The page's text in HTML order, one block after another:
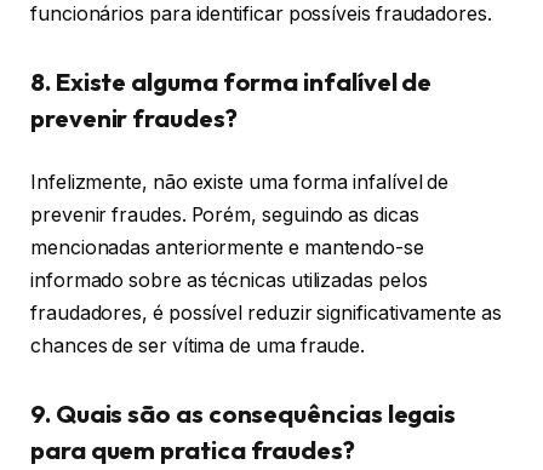
funcionários para identificar possíveis fraudadores.
8. Existe alguma forma infalível de
prevenir fraudes?
Infelizmente, não existe uma forma infalível de
prevenir fraudes. Porém, seguindo as dicas
mencionadas anteriormente e mantendo-se
informado sobre as técnicas utilizadas pelos
fraudadores, é possível reduzir significativamente as
chances de ser vítima de uma fraude.
9. Quais são as consequências legais
para quem pratica fraudes?